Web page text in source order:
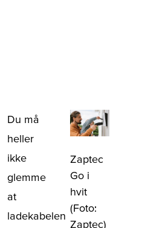
Du må
heller
ikke
glemme
at
ladekabelen
Zaptec
Go i
hvit
(Foto:
Zaptec)